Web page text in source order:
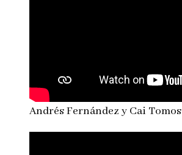
Andrés Fernández y Cai Tomos